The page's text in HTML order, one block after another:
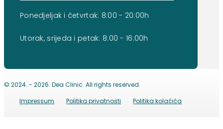
Ponedjeljak i četvrtak: 8:00 - 20:00h
Utorak, srijeda i petak: 8:00 - 16:00h
© 2024. - 2026. Dea Clinic. All rights reserved.
Impressum
Politika privatnosti Politika kolačića